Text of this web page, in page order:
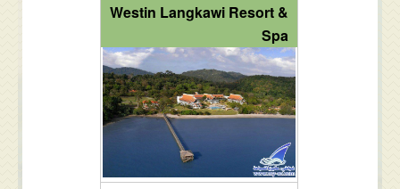
Westin Langkawi Resort &
Spa